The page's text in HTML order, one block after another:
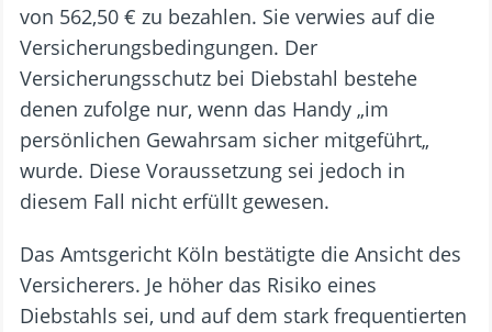
von 562,50 € zu bezahlen. Sie verwies auf die
Versicherungsbedingungen. Der
Versicherungsschutz bei Diebstahl bestehe
denen zufolge nur, wenn das Handy „im
persönlichen Gewahrsam sicher mitgeführt„
wurde. Diese Voraussetzung sei jedoch in
diesem Fall nicht erfüllt gewesen.
Das Amtsgericht Köln bestätigte die Ansicht des
Versicherers. Je höher das Risiko eines
Diebstahls sei, und auf dem stark frequentierten